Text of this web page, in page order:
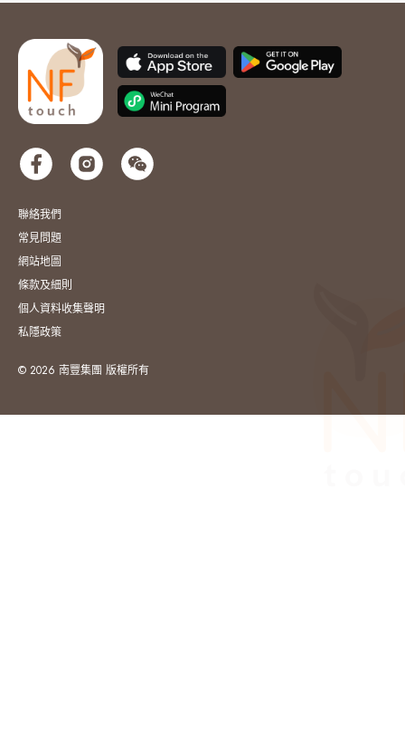
聯絡我們
常見問題
網站地圖
條款及細則
個人資料收集聲明
私隱政策
© 2026 南豐集團 版權所有